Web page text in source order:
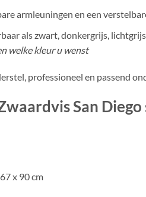
armleuningen en een
als zwart, donkergrijs,
welke kleur u wenst
professioneel en passend
San
x 90 cm